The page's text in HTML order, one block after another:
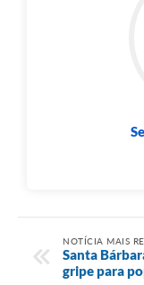
NOTÍCIA MAIS
Santa
gripe para